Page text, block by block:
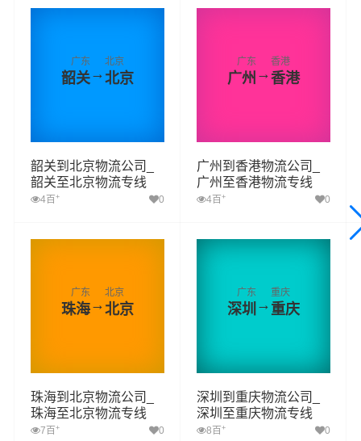
广东
韶关→
北京
北京
韶关到北京物流公司_
韶关至北京物流专线
4百 + 0
广东
广州 →
香港
香港
广州到香港物流公司_
广州至香港物流专线
4百 + 0
广东
珠海→
北京
北京
珠海到北京物流公司_
珠海至北京物流专线
7百 + 0
广东
深圳→
重庆
重庆
深圳到重庆物流公司_
深圳至重庆物流专线
8百 + 0